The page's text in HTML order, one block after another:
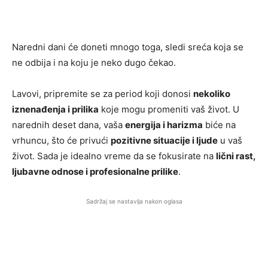
Naredni dani će doneti mnogo toga, sledi sreća koja se
ne odbija i na koju je neko dugo čekao.
Lavovi, pripremite se za period koji donosi nekoliko
iznenađenja i prilika koje mogu promeniti vaš život. U
narednih deset dana, vaša energija i harizma biće na
vrhuncu, što će privući pozitivne situacije i ljude u vaš
život. Sada je idealno vreme da se fokusirate na lični rast,
ljubavne odnose i profesionalne prilike.
Sadržaj se nastavlja nakon oglasa